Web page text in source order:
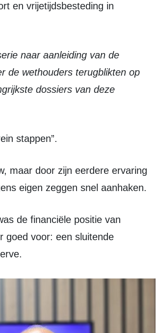
en vrijetijdsbesteding in
de wethouders terugblikten op
dossiers van deze
stappen”.
eigen zeggen snel aanhaken.
goed voor: een sluitende